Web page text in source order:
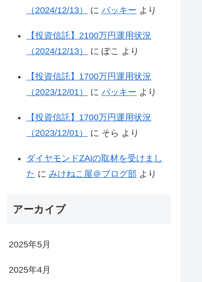
（2024/12/13）
に バッキー より
【投資信託】2100万円運用状況
（2024/12/13）
に ぽこ より
【投資信託】1700万円運用状況
（2023/12/01）
に バッキー より
【投資信託】1700万円運用状況
（2023/12/01）
に そら より
ダイヤモンドZAiの取材を受けまし
た に みけねこ屋＠ブログ部 より
アーカイブ
2025年5月
2025年4月